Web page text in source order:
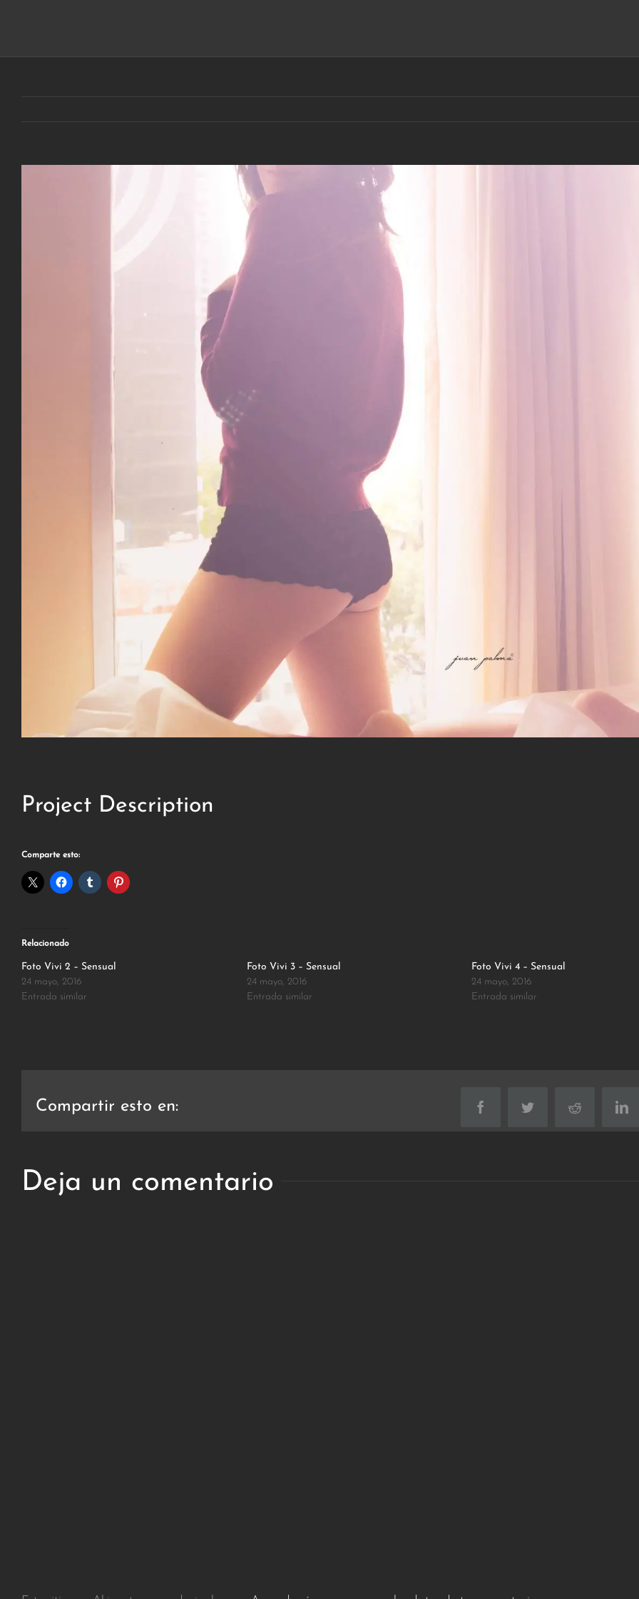
Project Description
Comparte esto:
Relacionado
Foto Vivi 2 – Sensual
24 mayo, 2016
Entrada similar
Foto Vivi 3 – Sensual
24 mayo, 2016
Entrada similar
Foto Vivi 4 – Sensual
24 mayo, 2016
Entrada similar
Compartir esto en: FacebookTwitter Reddit
Deja un comentario